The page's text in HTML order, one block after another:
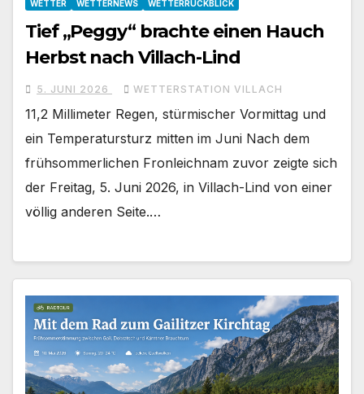
WETTER WETTERNEWS WETTERRÜCKBLICK
Tief „Peggy“ brachte einen Hauch
Herbst nach Villach-Lind
5. JUNI 2026 WETTERSTATION VILLACH
11,2 Millimeter Regen, stürmischer Vormittag und
ein Temperatursturz mitten im Juni Nach dem
frühsommerlichen Fronleichnam zuvor zeigte sich
der Freitag, 5. Juni 2026, in Villach-Lind von einer
völlig anderen Seite.…